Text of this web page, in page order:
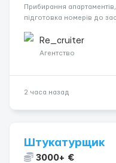
Прибирання апартаментів,
підготовка номерів до
близько 2000 € на місяць
Re_cruiter
Агентство
2 часа назад
Штукатурщик
3000+ €